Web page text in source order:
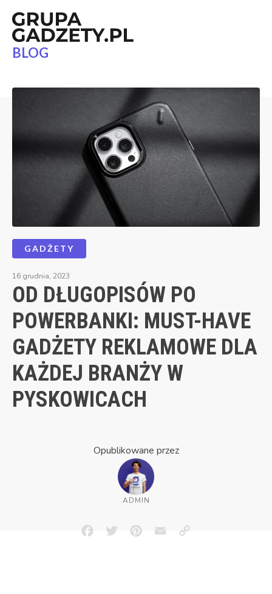
BLOG
GADŻETY
16 grudnia, 2023
OD DŁUGOPISÓW PO
POWERBANKI: MUST-HAVE
GADŻETY REKLAMOWE DLA
KAŻDEJ BRANŻY W
PYSKOWICACH
Opublikowane przez
ADMIN
FacebookTwitterPinterestEmailCopy